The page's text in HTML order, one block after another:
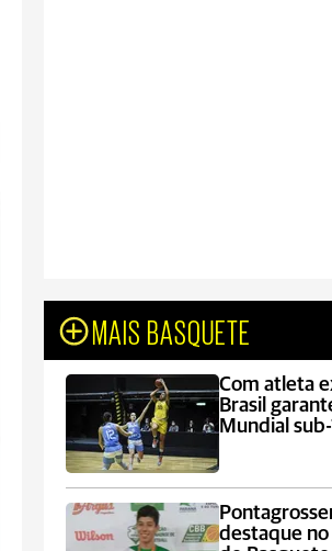
MAIS BASQUETE
Com atleta
Brasil
Mundial
destaque no